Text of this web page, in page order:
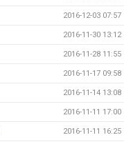
2016-12-03 07:57
2016-11-30 13:12
2016-11-28 11:55
2016-11-17 09:58
2016-11-14 13:08
2016-11-11 17:00
2016-11-11 16:25